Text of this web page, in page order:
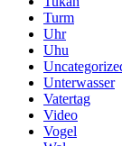
Turm
Uhr
Uhu
Unterwasser
Vatertag
Video
Vogel